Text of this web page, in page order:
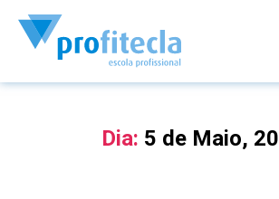
Dia: 5 de Maio,